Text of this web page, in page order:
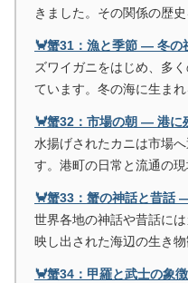
きました。その関係の歴史
🦀蟹31：漁と季節 ― 冬
ズワイガニをはじめ、多
ています。冬の海に生ま
🦀蟹32：市場の朝 ― 港
水揚げされたカニは市場
す。港町の日常と流通の現
🦀蟹33：蟹の神話と昔話
世界各地の神話や昔話に
映し出された海辺の生き物
🦀蟹34：甲羅と武士の象